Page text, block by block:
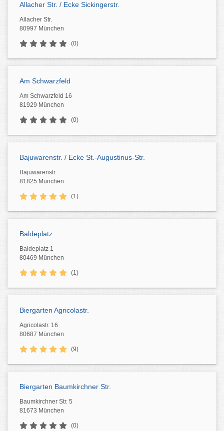
Allacher Str. / Ecke Sickingerstr.
Allacher Str.
80997 München
(0)
Am Schwarzfeld
Am Schwarzfeld 16
81929 München
(0)
Bajuwarenstr. / Ecke St.-Augustinus-Str.
Bajuwarenstr.
81825 München
(1)
Baldeplatz
Baldeplatz 1
80469 München
(1)
Biergarten Agricolastr.
Agricolastr. 16
80687 München
(9)
Biergarten Baumkirchner Str.
Baumkirchner Str. 5
81673 München
(0)